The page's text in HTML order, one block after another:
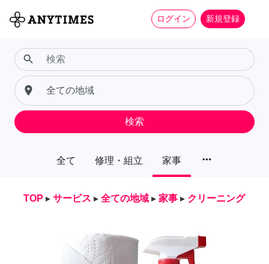
ログイン 新規登録
全て 修理・組立 家事 more_horiz
search
place
検索
TOP ▸ サービス ▸ 全ての地域 ▸ 家事 ▸ クリーニング